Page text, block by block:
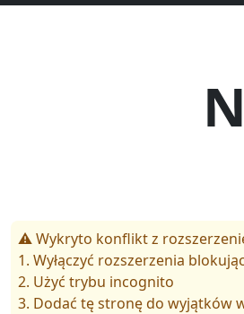
⚠️ Wykryto konflikt z
1. Wyłączyć rozszerzenia
2. Użyć trybu incognito
3. Dodać tę stronę do wyjątków